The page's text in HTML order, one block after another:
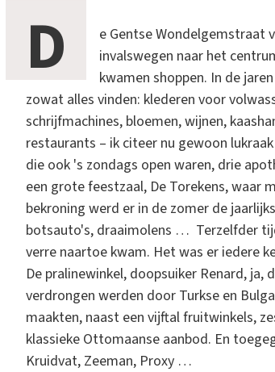
D
e Gentse Wondelgemstraat
invalswegen naar het
kwamen shoppen. In de
zowat alles vinden: klederen voor
schrijfmachines, bloemen, wijnen,
restaurants – ik citeer nu gewoon
die ook 's zondags open waren, drie
een grote feestzaal, De Torekens, waar
bekroning werd er in de zomer de
botsauto's, draaimolens … Terzelfder
verre naartoe kwam. Het was er iedere
De pralinewinkel, doopsuiker Renard,
verdrongen werden door Turkse en
maakten, naast een vijftal fruitwinkels,
klassieke Ottomaanse aanbod. En
Kruidvat, Zeeman, Proxy …